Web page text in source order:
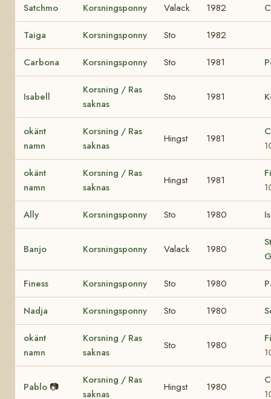
Satchmo Korsningsponny Valack 1982
Taiga Korsningsponny Sto 1982
Carbona Korsningsponny Sto 1981
Isabell
Korsning / Ras
saknas
Sto 1981
okänt
namn
Korsning / Ras
saknas
Hingst 1981
okänt
namn
Korsning / Ras
saknas
Hingst 1981
Ally Korsningsponny Sto 1980
Banjo Korsningsponny Valack 1980
Finess Korsningsponny Sto 1980
Nadja Korsningsponny Sto 1980
okänt
namn
Korsning / Ras
saknas
Sto 1980
Pablo 📷
Korsning / Ras
saknas
Hingst 1980